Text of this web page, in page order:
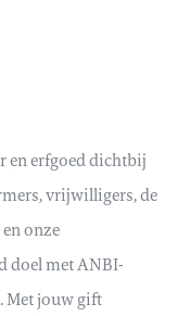
en erfgoed dichtbij
vrijwilligers, de
onze
doel met ANBI-
Met jouw gift